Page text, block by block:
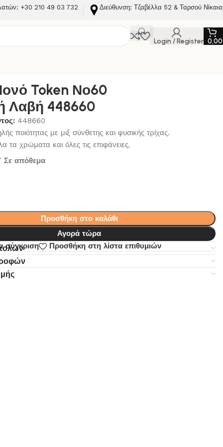
+30 210 49 03 732 Διεύθυνση: Τζαβέλλα 52 & Ταρσού Νίκαια
Login / Register
Token Νο60
Λαβή 448660
448660
ποιότητας με μιξ σύνθετης και φυσικής τρίχας.
τα χρώματα και όλες τις επιφάνειες.
Σε απόθεμα
Προσθήκη στο καλάθι
Αγορά τώρα
σύγκριση
Προσθήκη στη λίστα επιθυμιών